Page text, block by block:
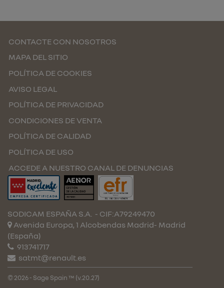
CONTACTE CON NOSOTROS
MAPA DEL SITIO
POLÍTICA DE COOKIES
AVISO LEGAL
POLÍTICA DE PRIVACIDAD
CONDICIONES DE VENTA
POLÍTICA DE CALIDAD
POLÍTICA DE USO
ACCEDE A NUESTRO CANAL DE DENUNCIAS
SODICAM ESPAÑA S.A. - CIF:A79249470
Avenida Europa, 1 Alcobendas Madrid- Madrid
(España)
913741717
satmt@renault.es
© 2026 - Sage Spain ™ (v.20.27)